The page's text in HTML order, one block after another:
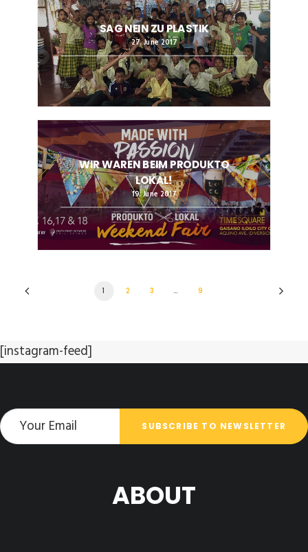
SAG NEIN ZU PLASTIK
27. June 2017
WIR WAREN BEIM PRODUKTO
LOKAL!
19. June 2017
1 2 3 … 9
[instagram-feed]
ABOUT